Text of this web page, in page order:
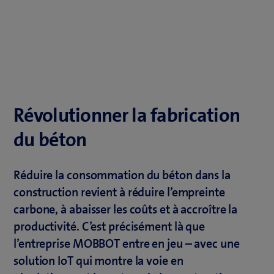
Révolutionner la fabrication
du béton
Réduire la consommation du béton dans la
construction revient à réduire l’empreinte
carbone, à abaisser les coûts et à accroître la
productivité. C’est précisément là que
l’entreprise MOBBOT entre en jeu – avec une
solution IoT qui montre la voie en